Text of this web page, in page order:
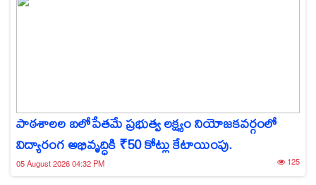
పాఠశాలల బలోపేతమే ప్రభుత్వ లక్ష్యం నియోజకవర్గంలో
విద్యారంగ అభివృద్ధికి ₹50 కోట్లు కేటాయింపు.
05 August 2026 04:32 PM 125